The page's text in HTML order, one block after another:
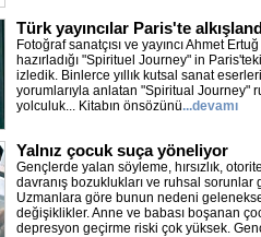
Türk yayıncılar Paris'te
Fotoğraf sanatçısı ve yayıncı Ahmet
hazırladığı "Spirituel Journey" in Paris'teki
izledik. Binlerce yıllık kutsal sanat
yorumlarıyla anlatan "Spiritual Journey"
yolculuk... Kitabın önsözünü...devamı
Yalnız çocuk suça yöneliyor
Gençlerde yalan söyleme, hırsızlık,
davranış bozuklukları ve ruhsal sorunlar
Uzmanlara göre bunun nedeni
değişiklikler. Anne ve babası boşanan
depresyon geçirme riski çok yüksek.